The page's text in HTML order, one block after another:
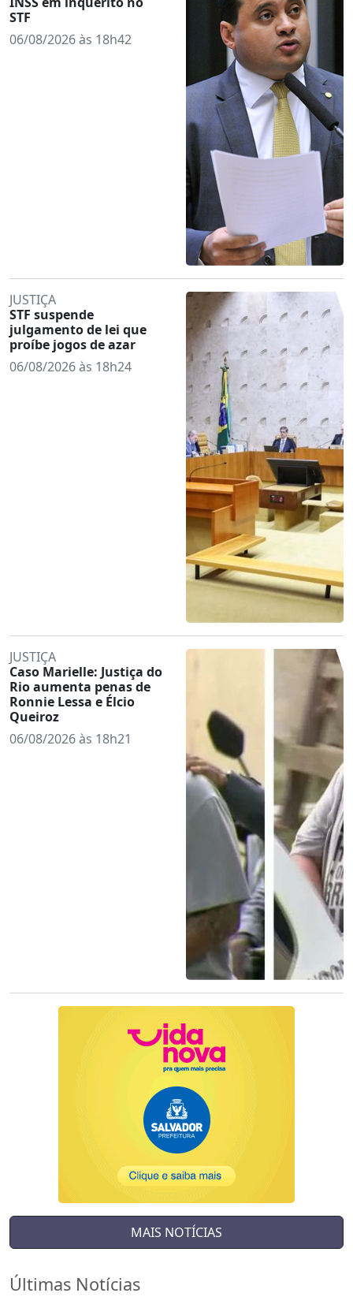
STF
06/08/2026 às 18h42
JUSTIÇA
STF suspende
julgamento de lei que
proíbe jogos de azar
06/08/2026 às 18h24
JUSTIÇA
Caso Marielle: Justiça do
Rio aumenta penas de
Ronnie Lessa e Élcio
Queiroz
06/08/2026 às 18h21
MAIS NOTÍCIAS
Últimas Notícias